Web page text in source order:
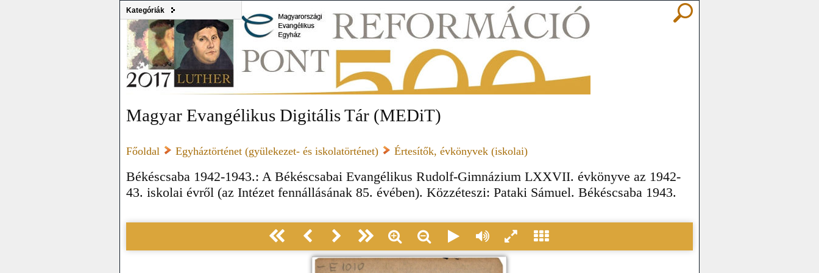
Kategóriák
Magyar Evangélikus Digitális Tár (MEDiT)
Főoldal Egyháztörténet (gyülekezet- és iskolatörténet) Értesítők, évkönyvek (iskolai)
Békéscsaba 1942-1943.: A Békéscsabai Evangélikus Rudolf-Gimnázium LXXVII. évkönyve az 1942-
43. iskolai évről (az Intézet fennállásának 85. évében). Közzéteszi: Pataki Sámuel. Békéscsaba 1943.